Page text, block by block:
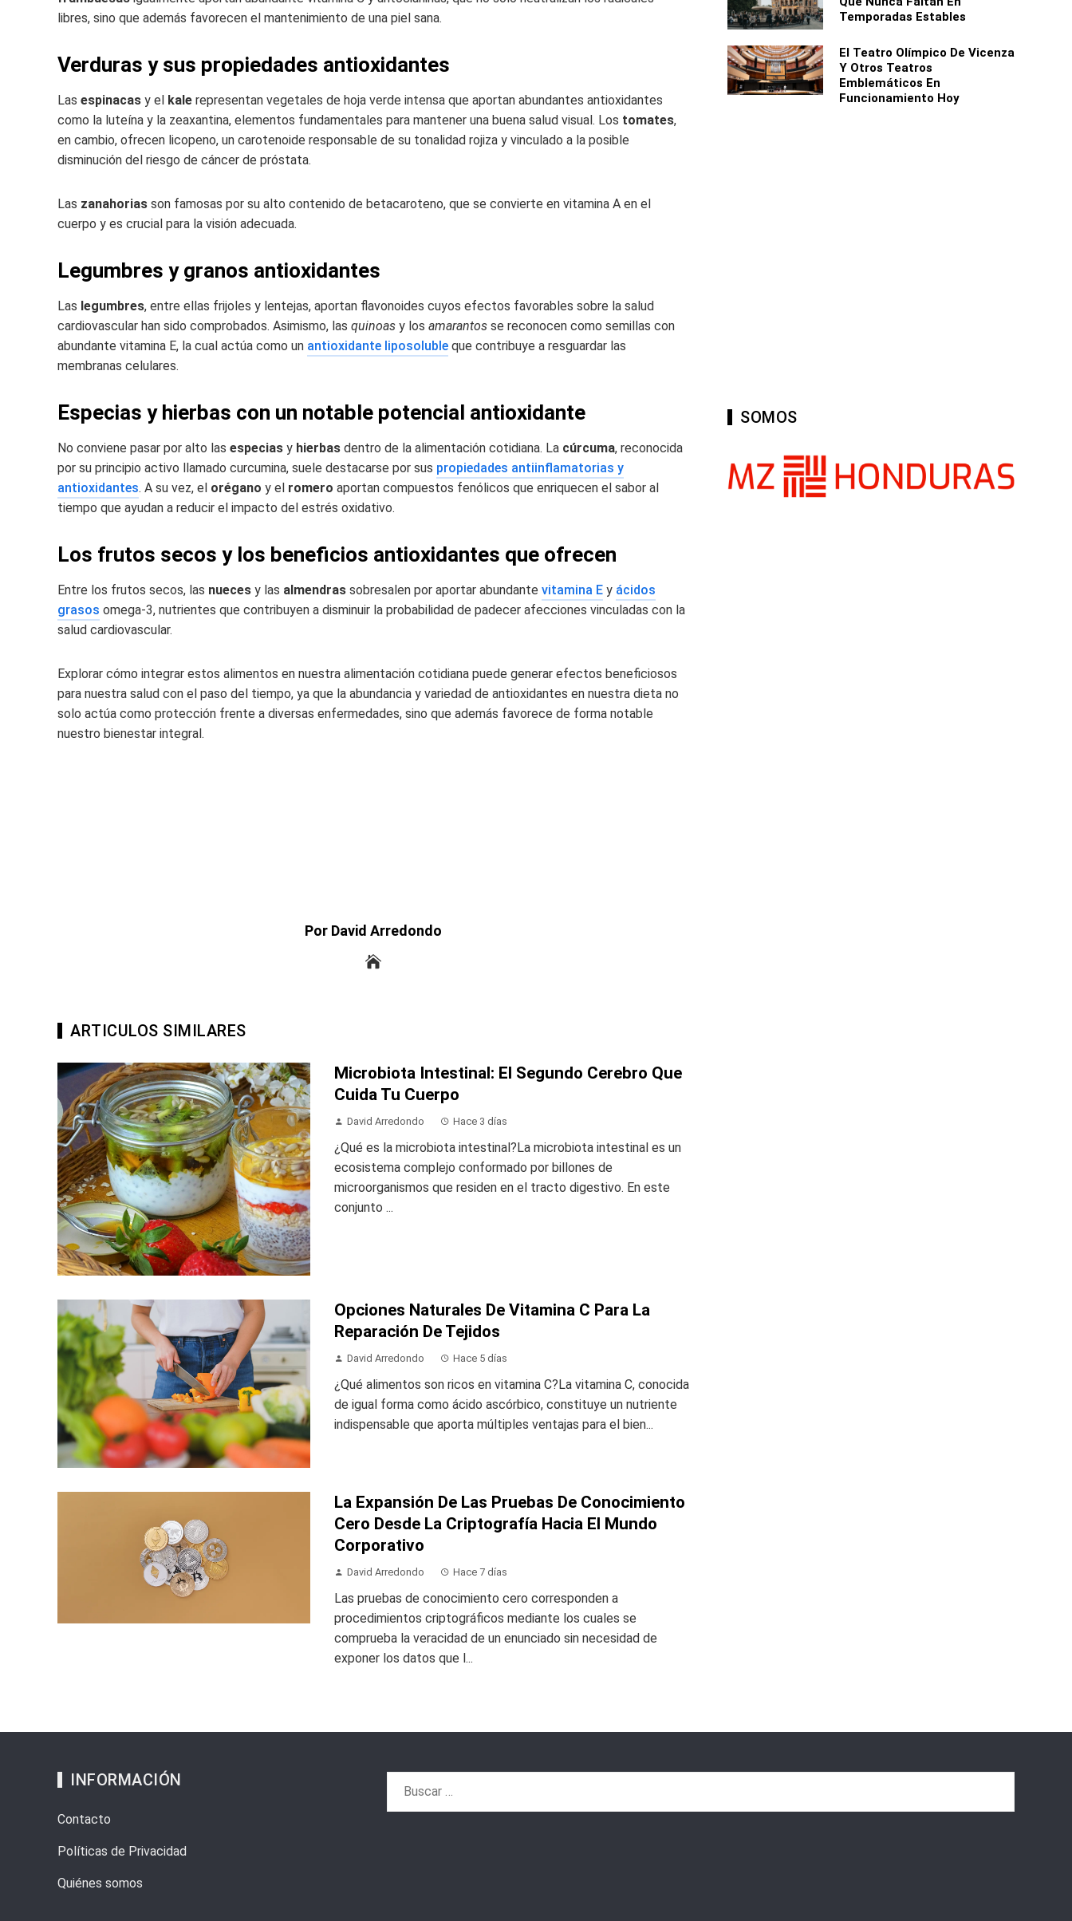
libres, sino que además favorecen el mantenimiento de una piel sana.
Verduras y sus propiedades antioxidantes
Las espinacas y el kale representan vegetales de hoja verde intensa que aportan abundantes antioxidantes
como la luteína y la zeaxantina, elementos fundamentales para mantener una buena salud visual. Los tomates,
en cambio, ofrecen licopeno, un carotenoide responsable de su tonalidad rojiza y vinculado a la posible
disminución del riesgo de cáncer de próstata.
Las zanahorias son famosas por su alto contenido de betacaroteno, que se convierte en vitamina A en el
cuerpo y es crucial para la visión adecuada.
Legumbres y granos antioxidantes
Las legumbres, entre ellas frijoles y lentejas, aportan flavonoides cuyos efectos favorables sobre la salud
cardiovascular han sido comprobados. Asimismo, las quinoas y los amarantos se reconocen como semillas con
abundante vitamina E, la cual actúa como un antioxidante liposoluble que contribuye a resguardar las
membranas celulares.
Especias y hierbas con un notable potencial antioxidante
No conviene pasar por alto las especias y hierbas dentro de la alimentación cotidiana. La cúrcuma, reconocida
por su principio activo llamado curcumina, suele destacarse por sus propiedades antiinflamatorias y
antioxidantes. A su vez, el orégano y el romero aportan compuestos fenólicos que enriquecen el sabor al
tiempo que ayudan a reducir el impacto del estrés oxidativo.
Los frutos secos y los beneficios antioxidantes que ofrecen
Entre los frutos secos, las nueces y las almendras sobresalen por aportar abundante vitamina E y ácidos
grasos omega-3, nutrientes que contribuyen a disminuir la probabilidad de padecer afecciones vinculadas con la
salud cardiovascular.
Explorar cómo integrar estos alimentos en nuestra alimentación cotidiana puede generar efectos beneficiosos
para nuestra salud con el paso del tiempo, ya que la abundancia y variedad de antioxidantes en nuestra dieta no
solo actúa como protección frente a diversas enfermedades, sino que además favorece de forma notable
nuestro bienestar integral.
Por David Arredondo
ARTICULOS SIMILARES
Microbiota Intestinal: El Segundo Cerebro Que
Cuida Tu Cuerpo
David Arredondo Hace 3 días
¿Qué es la microbiota intestinal?La microbiota intestinal es un
ecosistema complejo conformado por billones de
microorganismos que residen en el tracto digestivo. En este
conjunto ...
Opciones Naturales De Vitamina C Para La
Reparación De Tejidos
David Arredondo Hace 5 días
¿Qué alimentos son ricos en vitamina C?La vitamina C, conocida
de igual forma como ácido ascórbico, constituye un nutriente
indispensable que aporta múltiples ventajas para el bien...
La Expansión De Las Pruebas De Conocimiento
Cero Desde La Criptografía Hacia El Mundo
Corporativo
David Arredondo Hace 7 días
Las pruebas de conocimiento cero corresponden a
procedimientos criptográficos mediante los cuales se
comprueba la veracidad de un enunciado sin necesidad de
exponer los datos que l...
Temporadas Estables
El Teatro Olímpico De Vicenza
Y Otros Teatros
Emblemáticos En
Funcionamiento Hoy
SOMOS
INFORMACIÓN
Contacto
Políticas de Privacidad
Quiénes somos